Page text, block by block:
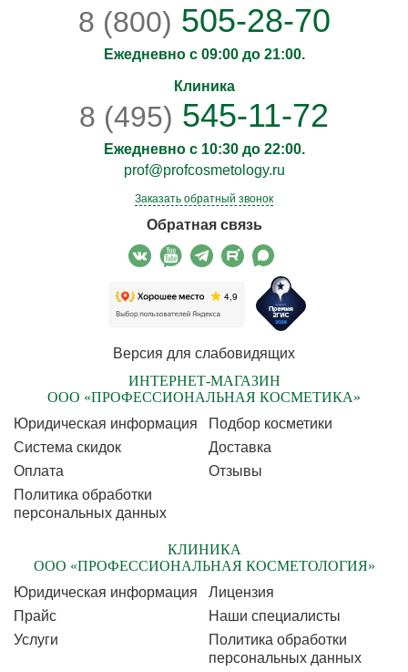
8 (800) 505-28-70
Ежедневно с 09:00 до 21:00.
Клиника
8 (495) 545-11-72
Ежедневно с 10:30 до 22:00.
prof@profcosmetology.ru
Заказать обратный звонок
Обратная связь
Версия для слабовидящих
ИНТЕРНЕТ-МАГАЗИН
ООО «ПРОФЕССИОНАЛЬНАЯ КОСМЕТИКА»
Юридическая информация
Подбор косметики
Cистема скидок
Доставка
Оплата
Отзывы
Политика обработки
персональных данных
КЛИНИКА
ООО «ПРОФЕССИОНАЛЬНАЯ КОСМЕТОЛОГИЯ»
Юридическая информация
Лицензия
Прайс
Наши специалисты
Услуги
Политика обработки
персональных данных